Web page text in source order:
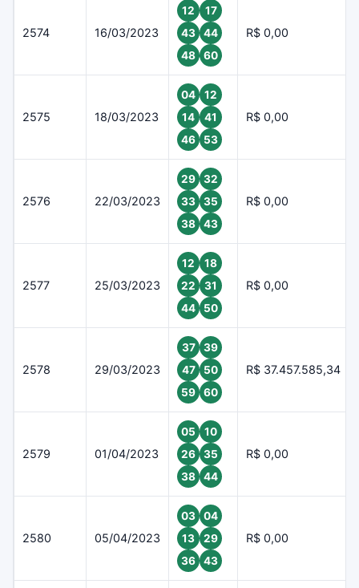
2574 16/03/2023
12
17
43
44
48
60
R$ 0,00
2575 18/03/2023
04
12
14
41
46
53
R$ 0,00
2576 22/03/2023
29
32
33
35
38
43
R$ 0,00
2577 25/03/2023
12
18
22
31
44
50
R$ 0,00
2578 29/03/2023
37
39
47
50
59
60
R$ 37.457.585,34
2579 01/04/2023
05
10
26
35
38
44
R$ 0,00
2580 05/04/2023
03
04
13
29
36
43
R$ 0,00